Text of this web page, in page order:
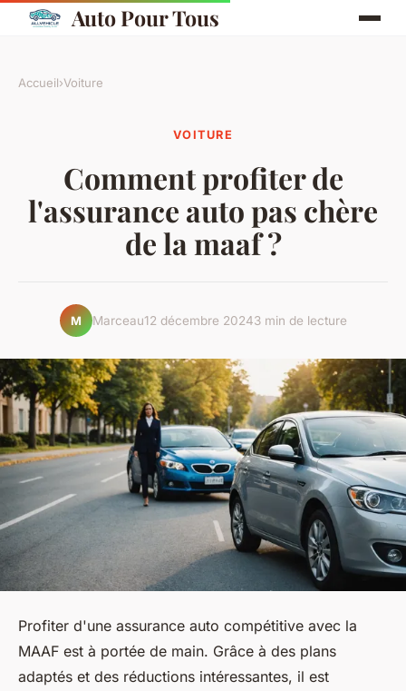
Auto Pour Tous
Accueil›Voiture
VOITURE
Comment profiter de
l'assurance auto pas chère
de la maaf ?
M Marceau12 décembre 20243 min de lecture
Profiter d'une assurance auto compétitive avec la
MAAF est à portée de main. Grâce à des plans
adaptés et des réductions intéressantes, il est